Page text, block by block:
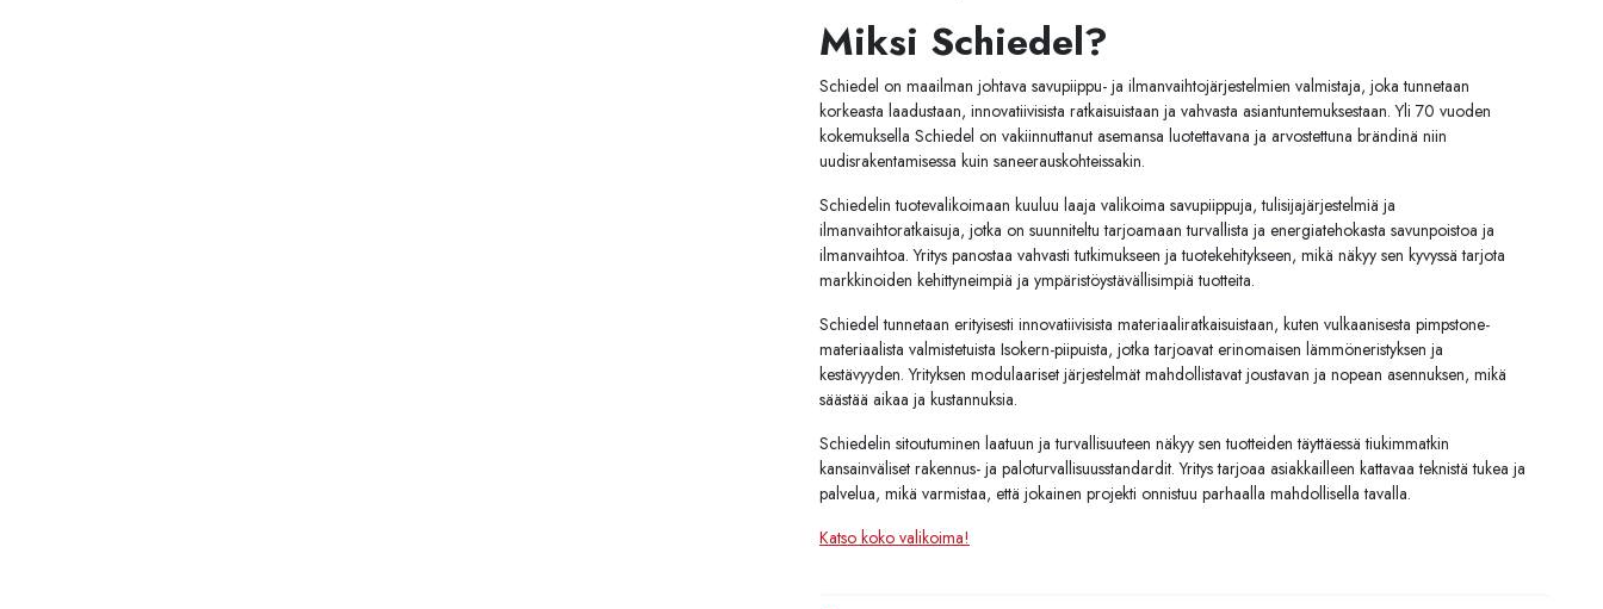
Miksi Schiedel?
Schiedel on maailman johtava savupiippu- ja ilmanvaihtojärjestelmien valmistaja, joka tunnetaan
korkeasta laadustaan, innovatiivisista ratkaisuistaan ja vahvasta asiantuntemuksestaan. Yli 70 vuoden
kokemuksella Schiedel on vakiinnuttanut asemansa luotettavana ja arvostettuna brändinä niin
uudisrakentamisessa kuin saneerauskohteissakin.
Schiedelin tuotevalikoimaan kuuluu laaja valikoima savupiippuja, tulisijajärjestelmiä ja
ilmanvaihtoratkaisuja, jotka on suunniteltu tarjoamaan turvallista ja energiatehokasta savunpoistoa ja
ilmanvaihtoa. Yritys panostaa vahvasti tutkimukseen ja tuotekehitykseen, mikä näkyy sen kyvyssä tarjota
markkinoiden kehittyneimpiä ja ympäristöystävällisimpiä tuotteita.
Schiedel tunnetaan erityisesti innovatiivisista materiaaliratkaisuistaan, kuten vulkaanisesta pimpstone-
materiaalista valmistetuista Isokern-piipuista, jotka tarjoavat erinomaisen lämmöneristyksen ja
kestävyyden. Yrityksen modulaariset järjestelmät mahdollistavat joustavan ja nopean asennuksen, mikä
säästää aikaa ja kustannuksia.
Schiedelin sitoutuminen laatuun ja turvallisuuteen näkyy sen tuotteiden täyttäessä tiukimmatkin
kansainväliset rakennus- ja paloturvallisuusstandardit. Yritys tarjoaa asiakkailleen kattavaa teknistä tukea ja
palvelua, mikä varmistaa, että jokainen projekti onnistuu parhaalla mahdollisella tavalla.
Katso koko valikoima!